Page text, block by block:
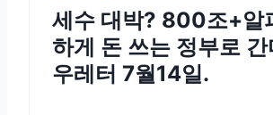
세수 대박? 800조+알
하게 돈 쓰는 정부로
우레터 7월14일.